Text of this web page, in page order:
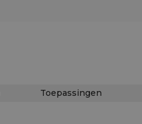
Toepassingen